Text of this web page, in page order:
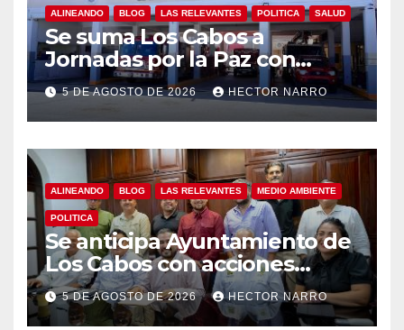
ALINEANDO BLOG LAS RELEVANTES POLITICA SALUD
Se suma Los Cabos a
Jornadas por la Paz con
capacitación en primeros
auxilios para jóvenes
5 DE AGOSTO DE 2026 HECTOR NARRO
ALINEANDO BLOG LAS RELEVANTES MEDIO AMBIENTE
POLITICA
Se anticipa Ayuntamiento de
Los Cabos con acciones
preventivas ante lluvias en el
centro histórico
5 DE AGOSTO DE 2026 HECTOR NARRO